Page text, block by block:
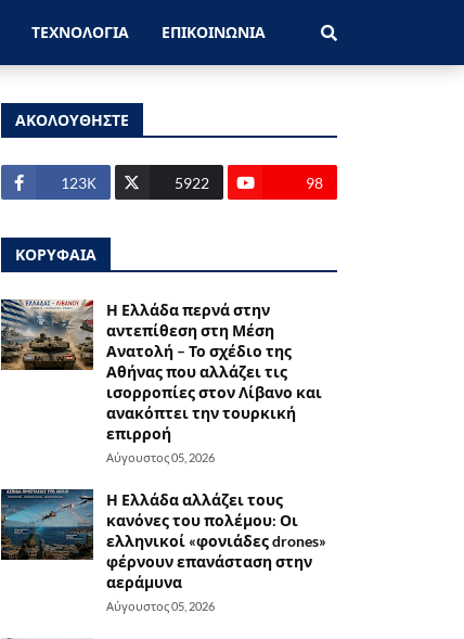
ΤΕΧΝΟΛΟΓΙΑ ΕΠΙΚΟΙΝΩΝΙΑ
ΑΚΟΛΟΥΘΗΣΤΕ
123Κ 5922 98
ΚΟΡΥΦΑΙΑ
Η Ελλάδα περνά στην
αντεπίθεση στη Μέση
Ανατολή – Το σχέδιο της
Αθήνας που αλλάζει τις
ισορροπίες στον Λίβανο και
ανακόπτει την τουρκική
επιρροή
Αύγουστος 05, 2026
Η Ελλάδα αλλάζει τους
κανόνες του πολέμου: Οι
ελληνικοί «φονιάδες drones»
φέρνουν επανάσταση στην
αεράμυνα
Αύγουστος 05, 2026